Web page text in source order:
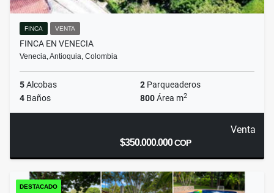
FINCA VENTA
FINCA EN VENECIA
Venecia, Antioquia, Colombia
5Alcobas 2 Parqueaderos
4 Baños 800Área m2
Venta
$350.000.000COP
DESTACADO